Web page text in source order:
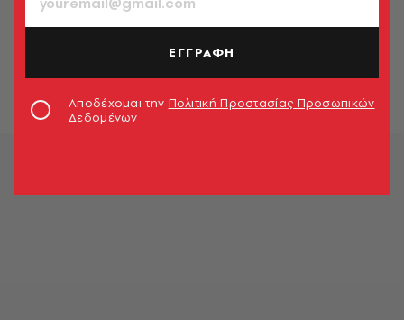
ΑΘΛΗΤΙΣΜΟΣ
ΠΑΟΚ: Ο Ζίβκοβιτς θα πληρώσει την
εγχείρηση μιας 8χρονης με όγκο
Newsroom
ΕΓΓΡΑΦΗ
Αποδέχομαι την Πολιτική Προστασίας Προσωπικών
Δεδομένων